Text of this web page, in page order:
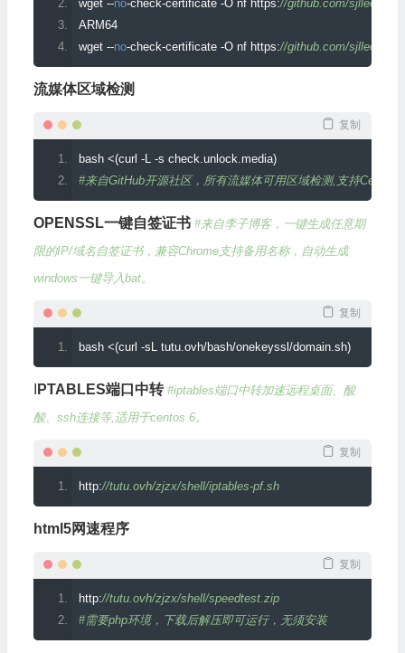
wget --no-check-certificate -O nf https://github.com/sjlleo/
ARM64
wget --no-check-certificate -O nf https://github.com/sjlleo/
流媒体区域检测
复制
bash <(curl -L -s check unlock media)
#来自GitHub开源社区，所有流媒体可用区域检测,支持
OPENSSL一键自签证书 #来自李子博客，一键生成任意期
限的IP/域名自签证书，兼容Chrome支持备用名称，自动生成
windows一键导入bat。
复制
bash <(curl -sL tutu. ovh/bash/onekeyssl /domain. sh)
PTABLES端口中转 #iptables端口中转加速远程桌面、酸
酸、ssh连接等,适用于centos 6。
复制
http://tutu.ovh/zjzx/shell/iptables-pf.sh
html5网速程序
复制
http://tutu.ovh/zjzx/shell/speedtest.zip
#需要php环境，下载后解压即可运行，无须安装